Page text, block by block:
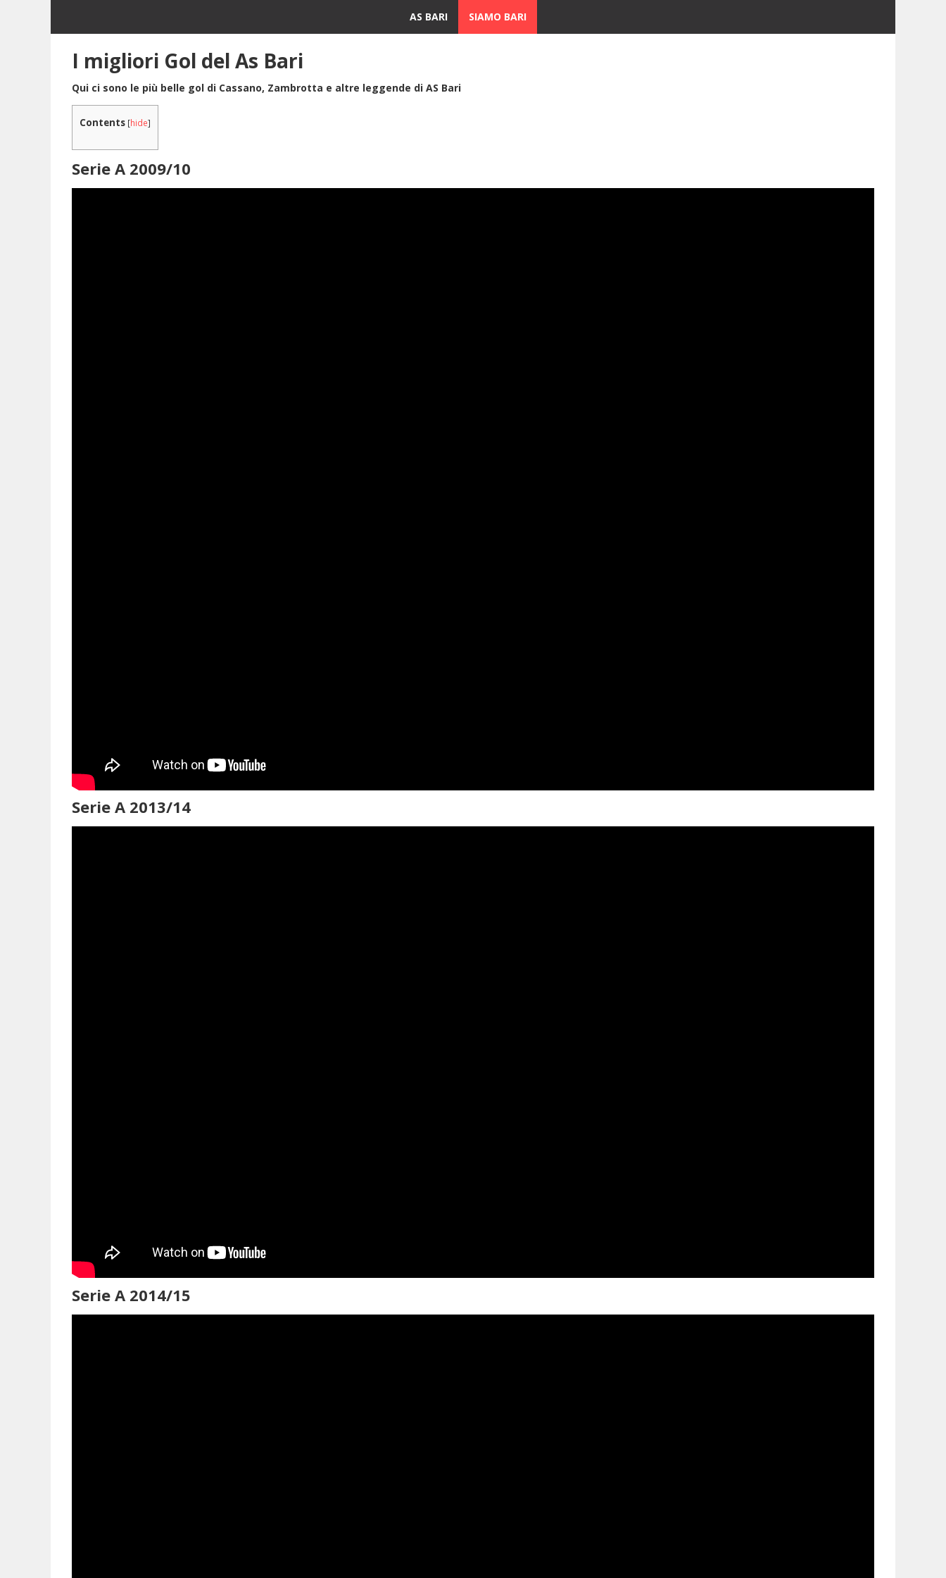
AS BARI SIAMO BARI
I migliori Gol del As Bari
Qui ci sono le più belle gol di Cassano, Zambrotta e altre leggende di AS Bari
Contents [hide]
Serie A 2009/10
Serie A 2013/14
Serie A 2014/15